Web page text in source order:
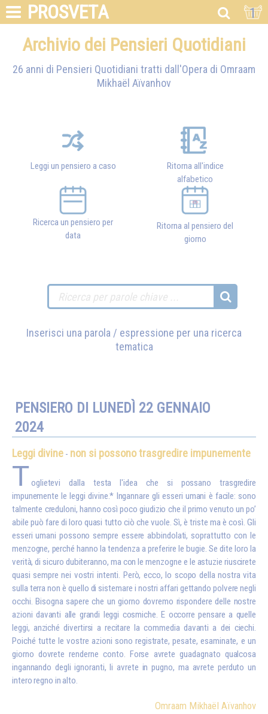
PROSVETA 1
Archivio dei Pensieri Quotidiani
26 anni di Pensieri Quotidiani tratti dall'Opera di Omraam
Mikhaël Aïvanhov
Leggi un pensiero a caso
Ritorna all'indice
alfabetico
Ricerca un pensiero per
data
Ritorna al pensiero del
giorno
Inserisci una parola / espressione per una ricerca
tematica
PENSIERO DI LUNEDÌ 22 GENNAIO
2024
Leggi divine - non si possono trasgredire impunemente
Toglietevi dalla testa l'idea che si possano trasgredire
impunemente le leggi divine.* Ingannare gli esseri umani è facile: sono
talmente creduloni, hanno così poco giudizio che il primo venuto un po’
abile può fare di loro quasi tutto ciò che vuole. Sì, è triste ma è così. Gli
esseri umani possono sempre essere abbindolati, soprattutto con le
menzogne, perché hanno la tendenza a preferire le bugie. Se dite loro la
verità, di sicuro dubiteranno, ma con le menzogne e le astuzie riuscirete
quasi sempre nei vostri intenti. Però, ecco, lo scopo della nostra vita
sulla terra non è quello di sistemare i nostri affari gettando polvere negli
occhi. Bisogna sapere che un giorno dovremo rispondere delle nostre
azioni davanti alle grandi leggi cosmiche. E occorre pensare a quelle
leggi, anziché divertirsi a recitare la commedia davanti a dei ciechi.
Poiché tutte le vostre azioni sono registrate, pesate, esaminate, e un
giorno dovrete renderne conto. Forse avrete guadagnato qualcosa
ingannando degli ignoranti, li avrete in pugno, ma avrete perduto un
intero regno in alto.
Omraam Mikhaël Aïvanhov